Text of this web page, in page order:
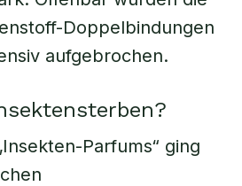
Doppelbindungen
aufgebrochen.
Parfums“ ging